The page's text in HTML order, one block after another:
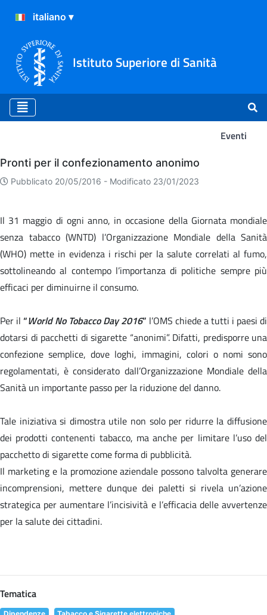
Istituto Superiore di Sanità
Eventi
Eventi
Pronti per il confezionamento anonimo
Pubblicato 20/05/2016 - Modificato 23/01/2023
Il 31 maggio di ogni anno, in occasione della Giornata mondiale
senza tabacco (WNTD) l’Organizzazione Mondiale della Sanità
(WHO) mette in evidenza i rischi per la salute correlati al fumo,
sottolineando al contempo l’importanza di politiche sempre più
efficaci per diminuirne il consumo.
Per il “World No Tobacco Day 2016” l’OMS chiede a tutti i paesi di
dotarsi di pacchetti di sigarette “anonimi”. Difatti, predisporre una
confezione semplice, dove loghi, immagini, colori o nomi sono
regolamentati, è considerato dall’Organizzazione Mondiale della
Sanità un importante passo per la riduzione del danno.
Tale iniziativa si dimostra utile non solo per ridurre la diffusione
dei prodotti contenenti tabacco, ma anche per limitare l’uso del
pacchetto di sigarette come forma di pubblicità.
Il marketing e la promozione aziendale possono talvolta generare
incomprensioni, mettere dunque dei paletti si rivela un’azione
strategica per aumentare l’incisività e l’efficacia delle avvertenze
per la salute dei cittadini.
Tematica